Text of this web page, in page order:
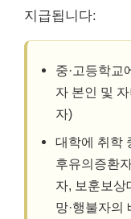
지급됩니다:
중·고등학교
자 본인 및
자)
대학에 취학
후유의증환
자, 보훈보상
망·행불자의